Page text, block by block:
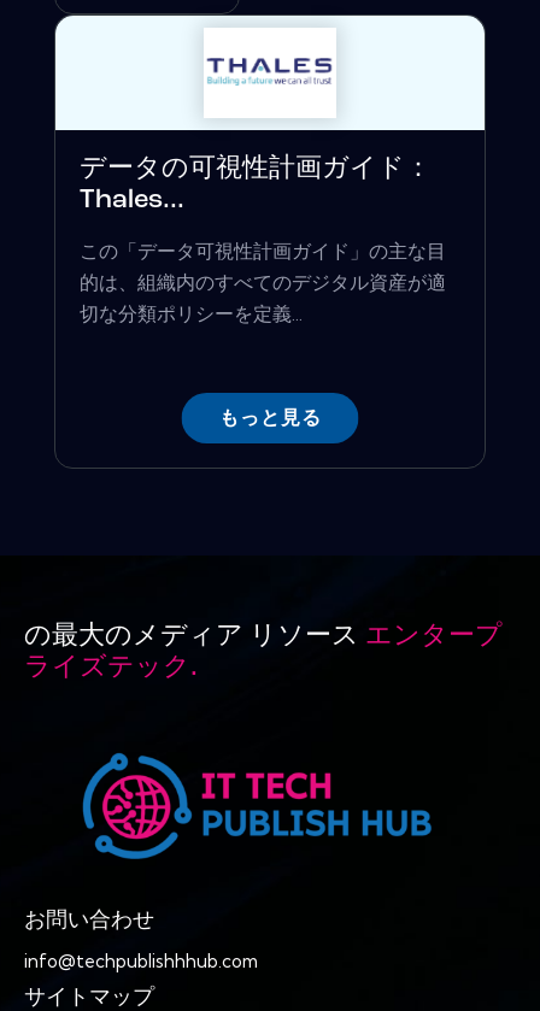
データの可視性計画ガイド：
Thales...
この「データ可視性計画ガイド」の主な目
的は、組織内のすべてのデジタル資産が適
切な分類ポリシーを定義...
もっと見る
の最大のメディア リソース エンタープ
ライズテック.
お問い合わせ
info@techpublishhhub.com
サイトマップ